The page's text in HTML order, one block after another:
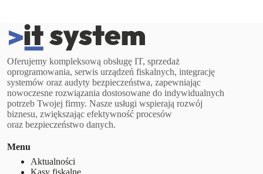
Oferujemy kompleksową obsługę IT, sprzedaż
oprogramowania, serwis urządzeń fiskalnych, integrację
systemów oraz audyty bezpieczeństwa, zapewniając
nowoczesne rozwiązania dostosowane do indywidualnych
potrzeb Twojej firmy. Nasze usługi wspierają rozwój
biznesu, zwiększając efektywność procesów
oraz bezpieczeństwo danych.
Menu
Aktualności